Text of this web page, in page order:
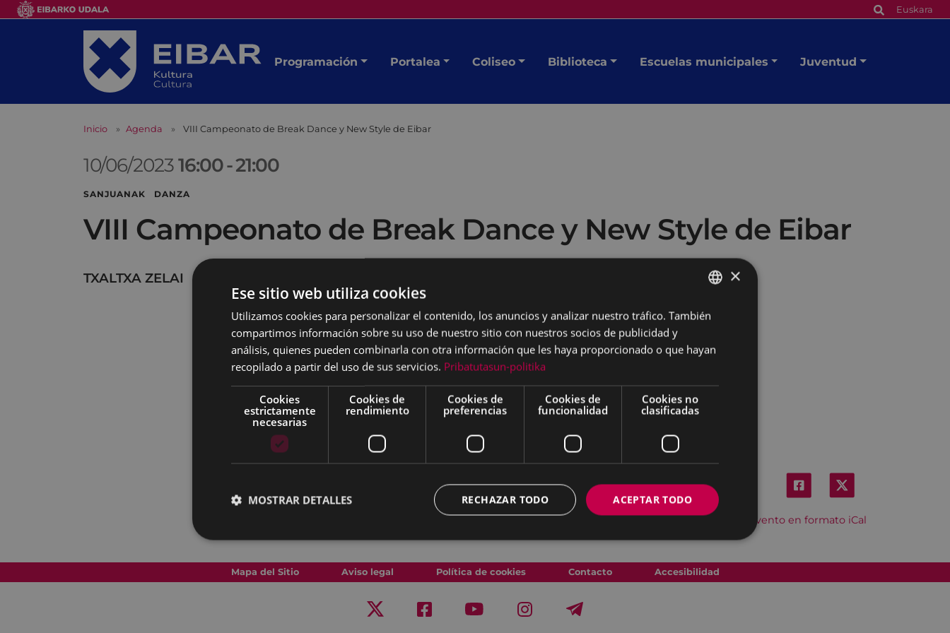
Euskara
Programación Portalea Coliseo Biblioteca Escuelas municipales Juventud
Inicio Agenda VIII Campeonato de Break Dance y New Style de Eibar
10/06/202316:00-21:00
SANJUANAK DANZA
VIII Campeonato de Break Dance y New Style de Eibar
TXALTXA ZELAI
Descargar el evento en formato iCal
Mapa del Sitio Aviso legal Política de cookies Contacto Accesibilidad
BASQUE
×
Ese sitio web utiliza cookies
Utilizamos cookies para personalizar el contenido, los anuncios y analizar nuestro tráfico. También
compartimos información sobre su uso de nuestro sitio con nuestros socios de publicidad y
análisis, quienes pueden combinarla con otra información que les haya proporcionado o que hayan
recopilado a partir del uso de sus servicios. Pribatutasun-politika
Cookies
estrictamente
necesarias
Cookies de
rendimiento
Cookies de
preferencias
Cookies de
funcionalidad
Cookies no
clasificadas
ACEPTAR TODO
RECHAZAR TODO
MOSTRAR DETALLES